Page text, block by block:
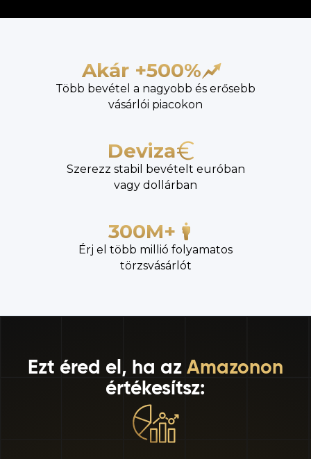
Akár +500%
Több bevétel a nagyobb és erősebb
vásárlói piacokon
Deviza
Szerezz stabil bevételt euróban
vagy dollárban
300M+
Érj el több millió folyamatos
törzsvásárlót
Ezt éred el, ha az Amazonon
értékesítsz: